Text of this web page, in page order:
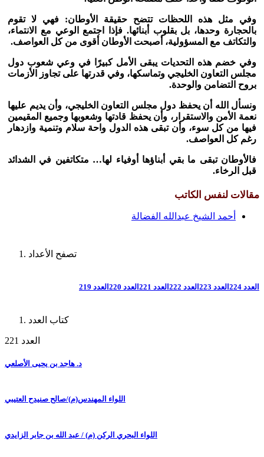
وفي مثل هذه اللحظات تتضح حقيقة الأوطان: فهي لا تقوم
بالحجارة وحدها، بل بقلوب أبنائها. فإذا اجتمع الوعي مع الانتماء،
والتكاتف مع المسؤولية، أصبحت الأوطان أقوى من كل العواصف.
وفي خضم هذه التحديات يبقى الأمل كبيرًا في وعي شعوب دول
مجلس التعاون الخليجي وتماسكها، وفي قدرتها على تجاوز الأزمات
بروح التضامن والوحدة.
ونسأل الله أن يحفظ دول مجلس التعاون الخليجي، وأن يديم عليها
نعمة الأمن والاستقرار، وأن يحفظ قادتها وشعوبها وجميع المقيمين
فيها من كل سوء، وأن تبقى هذه الدول واحة سلام وتنمية وازدهار
رغم كل العواصف.
فالأوطان تبقى ما بقي أبناؤها أوفياء لها… متكاتفين في الشدائد
قبل الرخاء.
مقالات لنفس الكاتب
أحمد الشيخ عبدالله الفضالة
تصفح الأعداد
العدد 224 العدد 223 العدد 222 العدد 221 العدد 220 العدد 219
كتاب العدد
العدد 221
د. هاجد بن يحيى الأصلعي
اللواء المهندس(م)/صالح صنيدح العتيبي
اللواء البحري الركن (م) / عبد الله بن جابر الزايدي